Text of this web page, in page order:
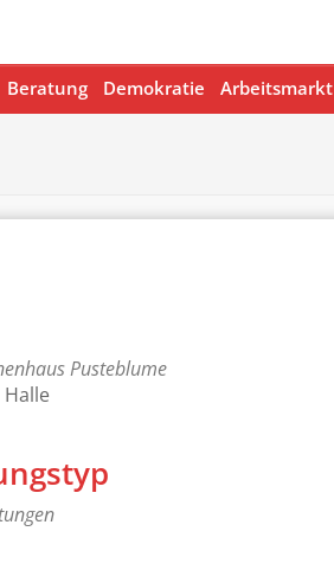
Beratung Demokratie Arbeitsmarkt
Pusteblume
Halle